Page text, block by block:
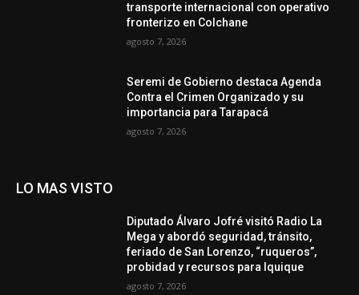
transporte internacional con operativo
fronterizo en Colchane
agosto 7, 2026
Seremi de Gobierno destaca Agenda
Contra el Crimen Organizado y su
importancia para Tarapacá
agosto 7, 2026
LO MAS VISTO
Diputado Álvaro Jofré visitó Radio La
Mega y abordó seguridad, tránsito,
feriado de San Lorenzo, “ruqueros”,
probidad y recursos para Iquique
agosto 7, 2026